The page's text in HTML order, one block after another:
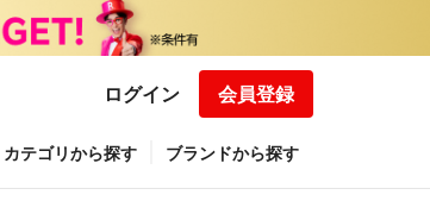
ログイン 会員登録
カテゴリから探す ブランドから探す